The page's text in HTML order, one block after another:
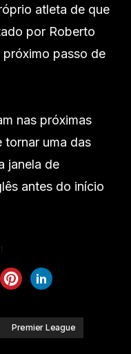
atleta de que
por Roberto
passo de
nas próximas
tornar uma das
janela de
antes do início
Premier League